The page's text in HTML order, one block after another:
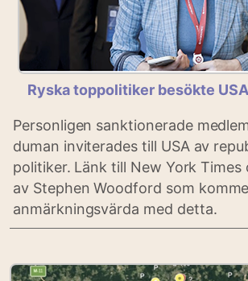
Ryska toppolitiker besökte
Personligen sanktionerade
duman inviterades till USA av
politiker. Länk till New York Times
av Stephen Woodford som
anmärkningsvärda med detta.